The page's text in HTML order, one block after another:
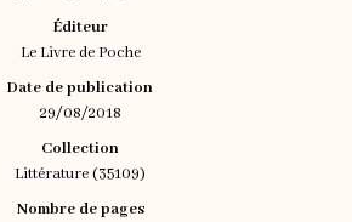
Éditeur
Le Livre de Poche
Date de publication
29/08/2018
Collection
Littérature(35109)
Nombre de pages